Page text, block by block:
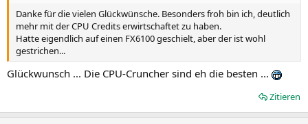
Danke für die vielen Glückwünsche. Besonders froh bin ich, deutlich
mehr mit der CPU Credits erwirtschaftet zu haben.
Hatte eigendlich auf einen FX6100 geschielt, aber der ist wohl
gestrichen...
Glückwunsch ... Die CPU-Cruncher sind eh die besten ...
Zitieren